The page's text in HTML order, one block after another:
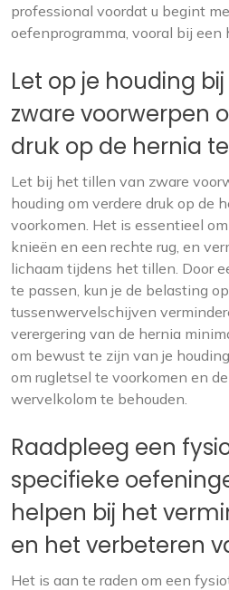
professional voordat u begint
oefenprogramma, vooral bij een
Let op je houding
zware voorwerpen
druk op de hernia
Let bij het tillen van zware
houding om verdere druk op de
voorkomen. Het is essentieel
knieën en een rechte rug, en
lichaam tijdens het tillen. Door
te passen, kun je de belasting
tussenwervelschijven
verergering van de hernia
om bewust te zijn van je
om rugletsel te voorkomen en
wervelkolom te behouden.
Raadpleeg een
specifieke
helpen bij het
en het verbeteren
Het is aan te raden om een